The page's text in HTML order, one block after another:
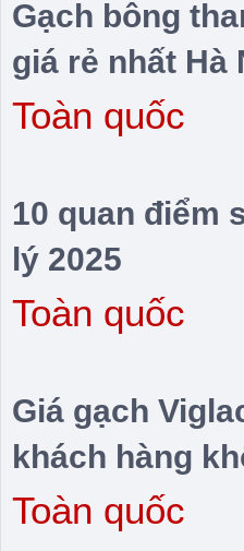
Gạch bông
giá rẻ nhất Hà
Toàn quốc
10 quan điểm
lý 2025
Toàn quốc
Giá gạch
khách hàng
Toàn quốc